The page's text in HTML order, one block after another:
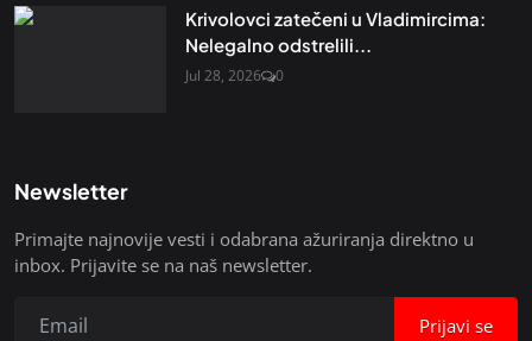
Krivolovci zatečeni u Vladimircima:
Nelegalno odstrelili...
Jul 28, 2026 0
Newsletter
Primajte najnovije vesti i odabrana ažuriranja direktno u
inbox. Prijavite se na naš newsletter.
Prijavi se